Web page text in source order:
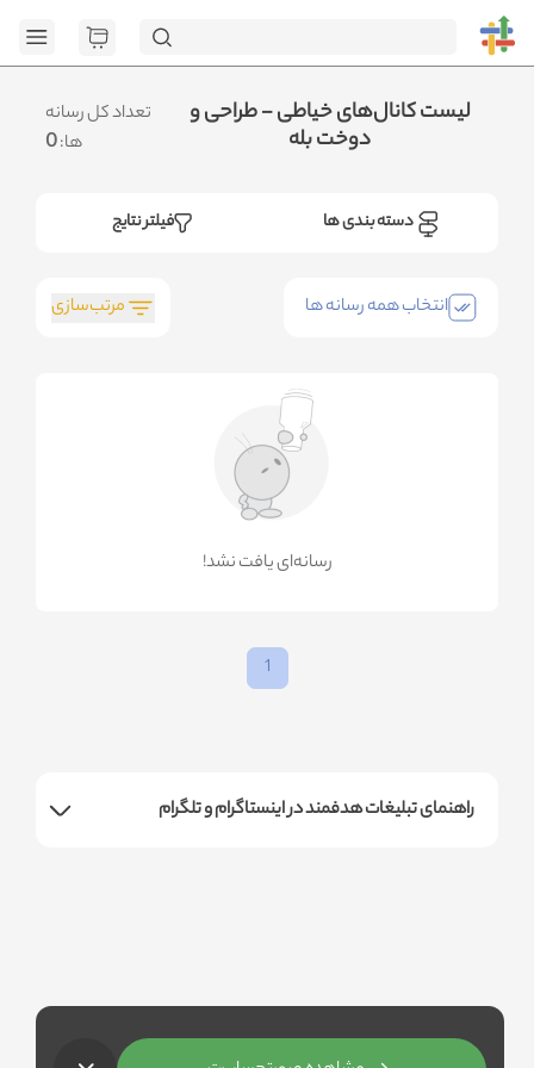
تعداد کل رسانه
ها:0
لیست کانال‌های خیاطی - طراحی و
دوخت بله
فیلتر نتایج دسته بندی ها
مرتب‌سازی انتخاب همه رسانه ها
!رسانه‌ای یافت نشد
1
راهنمای تبلیغات هدفمند در اینستاگرام و تلگرام